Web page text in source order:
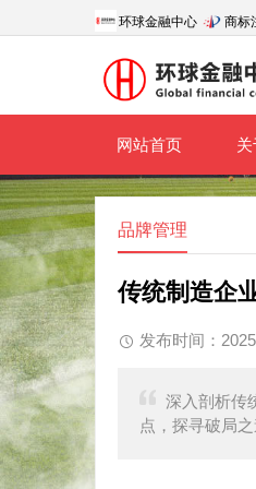
环球金融中心 商标
网站首页
品牌管理
传统制造企
发布时间：
深入剖析传
点，探寻破局